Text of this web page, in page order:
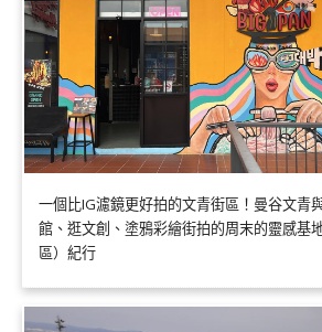
一個比IG濾鏡更好拍的文青街區！曼谷文青
館、逛文創、塗鴉彩繪街拍的周末的靈感基
區）紀行